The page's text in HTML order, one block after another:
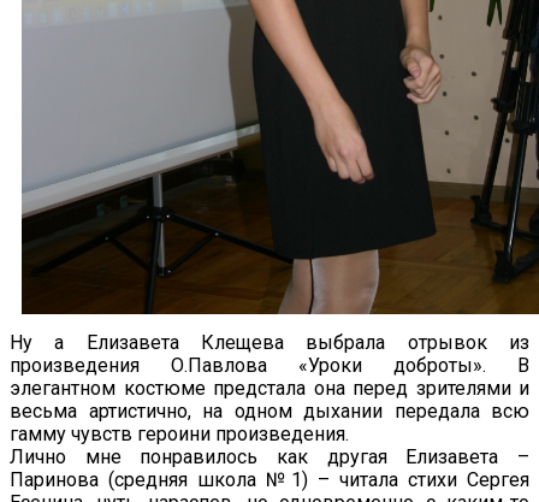
Ну а Елизавета Клещева выбрала отрывок из
произведения О.Павлова «Уроки доброты». В
элегантном костюме предстала она перед зрителями и
весьма артистично, на одном дыхании передала всю
гамму чувств героини произведения.
Лично мне понравилось как другая Елизавета –
Паринова (средняя школа №1) – читала стихи Сергея